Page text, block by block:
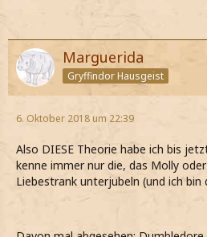
Marguerida
Gryffindor Hausgeist
6. Oktober 2018 um 22:39
Also DIESE Theorie habe ich bis
kenne immer nur die, das Molly
Liebestrank unterjubeln (und ich bin